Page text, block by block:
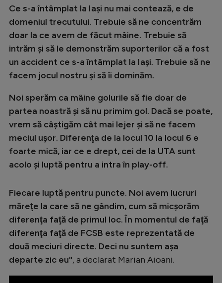
Ciclism
Alte sporturi
JO 2024
JO 2026
Intră în cont
Creează cont
Ce s-a întâmplat la Iaşi nu mai contează, e de
domeniul trecutului. Trebuie să ne concentrăm
doar la ce avem de făcut mâine. Trebuie să
intrăm şi să le demonstrăm suporterilor că a fost
un accident ce s-a întâmplat la Iaşi. Trebuie să ne
facem jocul nostru şi să îi dominăm.
Noi sperăm ca mâine golurile să fie doar de
partea noastră şi să nu primim gol. Dacă se poate,
vrem să câştigăm cât mai lejer şi să ne facem
meciul uşor. Diferenţa de la locul 10 la locul 6 e
foarte mică, iar ce e drept, cei de la UTA sunt
acolo şi luptă pentru a intra în play-off.
Fiecare luptă pentru puncte. Noi avem lucruri
măreţe la care să ne gândim, cum să micşorăm
diferenţa faţă de primul loc. În momentul de faţă
diferenţa faţă de FCSB este reprezentată de
două meciuri directe. Deci nu suntem aşa
departe zic eu", a declarat Marian Aioani.